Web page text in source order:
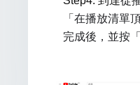
「在播放清單
完成後，並按